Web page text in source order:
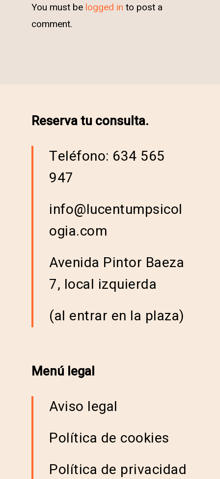
You must be logged in to post a
comment.
Reserva tu consulta.
Teléfono: 634 565
947
info@lucentumpsicol
ogia.com
Avenida Pintor Baeza
7, local izquierda
(al entrar en la plaza)
Menú legal
Aviso legal
Política de cookies
Política de privacidad